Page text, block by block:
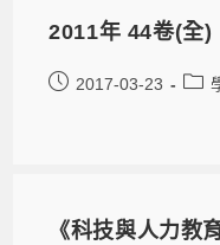
2011年 44卷(全)
2017-03-23
《科技與人力教